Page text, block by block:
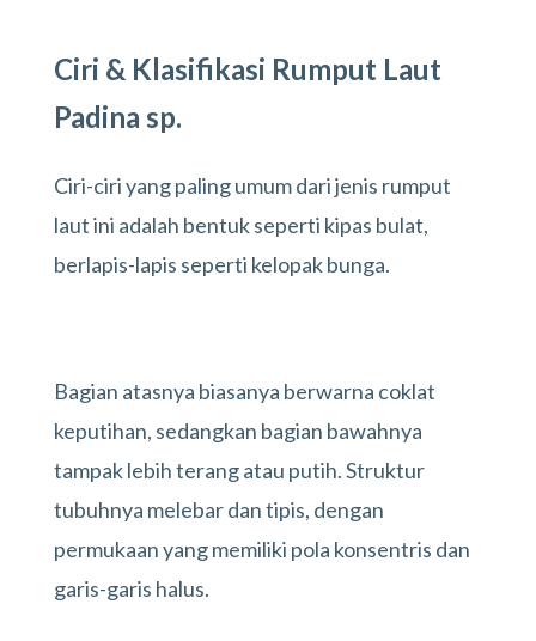
Ciri & Klasifikasi Rumput Laut
Padina sp.
Ciri-ciri yang paling umum dari jenis rumput
laut ini adalah bentuk seperti kipas bulat,
berlapis-lapis seperti kelopak bunga.
Bagian atasnya biasanya berwarna coklat
keputihan, sedangkan bagian bawahnya
tampak lebih terang atau putih. Struktur
tubuhnya melebar dan tipis, dengan
permukaan yang memiliki pola konsentris dan
garis-garis halus.